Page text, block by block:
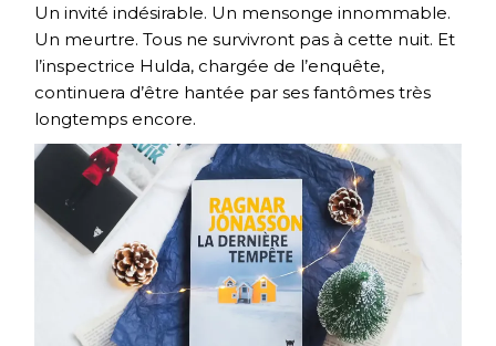
Un invité indésirable. Un mensonge innommable.
Un meurtre. Tous ne survivront pas à cette nuit. Et
l’inspectrice Hulda, chargée de l’enquête,
continuera d’être hantée par ses fantômes très
longtemps encore.